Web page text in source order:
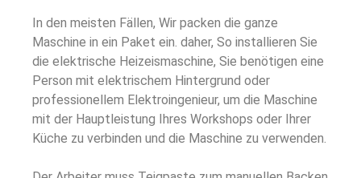
In den meisten Fällen, Wir packen die ganze
Maschine in ein Paket ein. daher, So installieren Sie
die elektrische Heizeismaschine, Sie benötigen eine
Person mit elektrischem Hintergrund oder
professionellem Elektroingenieur, um die Maschine
mit der Hauptleistung Ihres Workshops oder Ihrer
Küche zu verbinden und die Maschine zu verwenden.